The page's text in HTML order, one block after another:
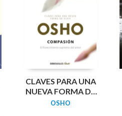
CLAVES PARA UNA
NUEVA FORMA DE
VIVIR 9:
OSHO